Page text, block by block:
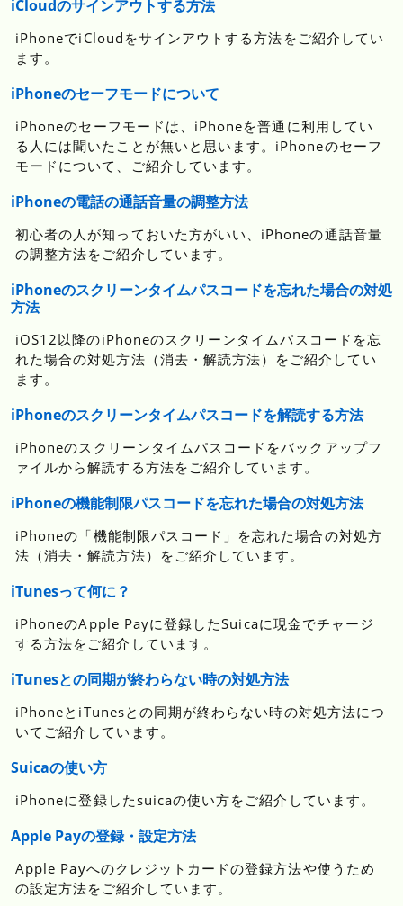
iCloudのサインアウトする方法
iPhoneでiCloudをサインアウトする方法をご紹介してい
ます。
iPhoneのセーフモードについて
iPhoneのセーフモードは、iPhoneを普通に利用してい
る人には聞いたことが無いと思います。iPhoneのセーフ
モードについて、ご紹介しています。
iPhoneの電話の通話音量の調整方法
初心者の人が知っておいた方がいい、iPhoneの通話音量
の調整方法をご紹介しています。
iPhoneのスクリーンタイムパスコードを忘れた場合の対処
方法
iOS12以降のiPhoneのスクリーンタイムパスコードを忘
れた場合の対処方法（消去・解読方法）をご紹介してい
ます。
iPhoneのスクリーンタイムパスコードを解読する方法
iPhoneのスクリーンタイムパスコードをバックアップフ
ァイルから解読する方法をご紹介しています。
iPhoneの機能制限パスコードを忘れた場合の対処方法
iPhoneの「機能制限パスコード」を忘れた場合の対処方
法（消去・解読方法）をご紹介しています。
iTunesって何に？
iPhoneのApple Payに登録したSuicaに現金でチャージ
する方法をご紹介しています。
iTunesとの同期が終わらない時の対処方法
iPhoneとiTunesとの同期が終わらない時の対処方法につ
いてご紹介しています。
Suicaの使い方
iPhoneに登録したsuicaの使い方をご紹介しています。
Apple Payの登録・設定方法
Apple Payへのクレジットカードの登録方法や使うため
の設定方法をご紹介しています。